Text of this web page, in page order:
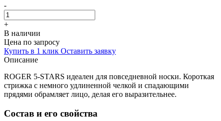
-
+
В наличии
Цена по запросу
Купить в 1 клик Оставить заявку
Описание
ROGER 5-STARS идеален для повседневной носки. Короткая
стрижка с немного удлиненной челкой и спадающими
прядями обрамляет лицо, делая его выразительнее.
Состав и его свойства